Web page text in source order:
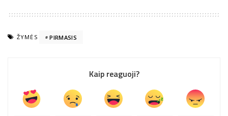
ŽYMĖS PIRMASIS
Kaip reaguoji?